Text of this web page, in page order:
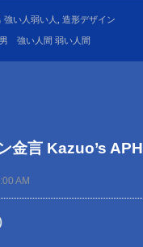
強い人弱い人 造形デザイン
男 強い人間 弱い人間
金言 Kazuo’s
AM